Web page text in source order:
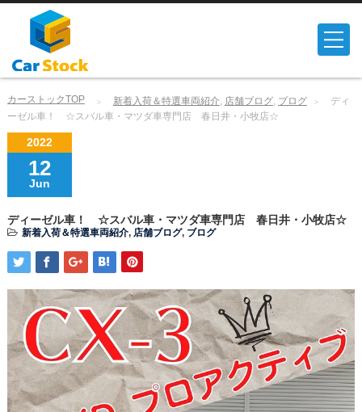
カーストックTOP 新着入荷＆特選車両紹介 店舗ブログ, ブログ
ディ
ーゼル車！ ☆スバル車・マツダ車専門店 春日井・小牧店☆
2022
12
Jun
ディーゼル車！ ☆スバル車・マツダ車専門店 春日井・小牧店☆
新着入荷＆特選車両紹介, 店舗ブログ, ブログ